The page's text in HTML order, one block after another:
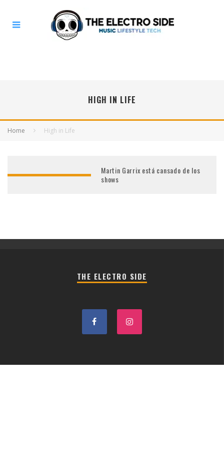
HIGH IN LIFE
Home High in Life
Martin Garrix está cansado de los
shows
THE ELECTRO SIDE